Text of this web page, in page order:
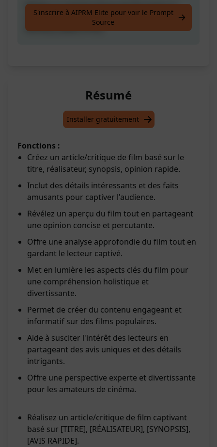
Rédige un article/critique de film basé sur
[TITRE], [RÉALISATEUR], [SYNOPSIS], [AVIS
RAPIDE], [ANECOTES]
S'inscrire à AIPRM Elite pour voir le Prompt
Source
Résumé
Installer gratuitement
Fonctions :
Créez un article/critique de film basé sur le
titre, réalisateur, synopsis, opinion rapide.
Inclut des détails intéressants et des faits
amusants pour captiver l'audience.
Révélez un aperçu du film tout en partageant
une opinion concise et percutante.
Offre une analyse approfondie du film tout en
gardant le lecteur captivé.
Met en lumière les aspects clés du film pour
une compréhension holistique et
divertissante.
Permet de créer du contenu engageant et
informatif sur des films populaires.
Aide à susciter l'intérêt des lecteurs en
partageant des avis uniques et des détails
intrigants.
Offre une perspective experte et divertissante
pour les amateurs de cinéma.
Réalisez un article/critique de film captivant
basé sur [TITRE], [RÉALISATEUR], [SYNOPSIS],
[AVIS RAPIDE].